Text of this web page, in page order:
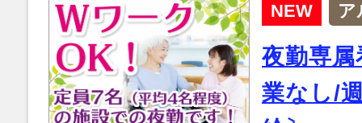
NEW ア
夜勤専
業なし/